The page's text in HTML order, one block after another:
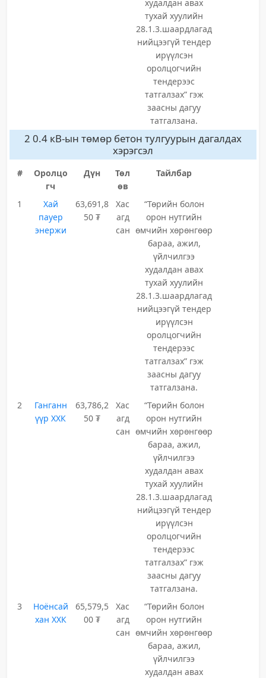
худалдан авах
тухай хуулийн
28.1.3.шаардлагад
нийцээгүй тендер
ирүүлсэн
оролцогчийн
тендерээс
татгалзах” гэж
заасны дагуу
татгалзана.
2 0.4 кВ-ын төмөр бетон тулгуурын дагалдах
хэрэгсэл
#
Оролцо
гч
Дүн
Төл
өв
Тайлбар
1
Хай
пауер
энержи
63,691,8
50 ₮
Хас
агд
сан
“Төрийн болон
орон нутгийн
өмчийн хөрөнгөөр
бараа, ажил,
үйлчилгээ
худалдан авах
тухай хуулийн
28.1.3.шаардлагад
нийцээгүй тендер
ирүүлсэн
оролцогчийн
тендерээс
татгалзах” гэж
заасны дагуу
татгалзана.
2
Ганганн
үүр ХХК
63,786,2
50 ₮
Хас
агд
сан
“Төрийн болон
орон нутгийн
өмчийн хөрөнгөөр
бараа, ажил,
үйлчилгээ
худалдан авах
тухай хуулийн
28.1.3.шаардлагад
нийцээгүй тендер
ирүүлсэн
оролцогчийн
тендерээс
татгалзах” гэж
заасны дагуу
татгалзана.
3
Ноёнсай
хан ХХК
65,579,5
00 ₮
Хас
агд
сан
“Төрийн болон
орон нутгийн
өмчийн хөрөнгөөр
бараа, ажил,
үйлчилгээ
худалдан авах